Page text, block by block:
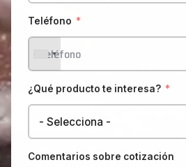
Teléfono
¿Qué producto te interesa?
Comentarios sobre cotización